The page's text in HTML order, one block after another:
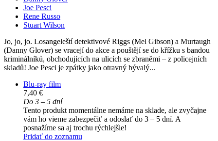
Joe Pesci
Rene Russo
Stuart Wilson
Jo, jo, jo. Losangeleští detektivové Riggs (Mel Gibson) a Murtaugh
(Danny Glover) se vracejí do akce a pouštějí se do křížku s bandou
kriminálníků, obchodujících na ulicích se zbraněmi – z policejních
skladů! Joe Pesci je zpátky jako otravný bývalý...
Blu-ray film
7,40 €
Do 3 – 5 dní
Tento produkt momentálne nemáme na sklade, ale zvyčajne
vám ho vieme zabezpečiť a odoslať do 3 – 5 dní. A
posnažíme sa aj trochu rýchlejšie!
Pridať do zoznamu